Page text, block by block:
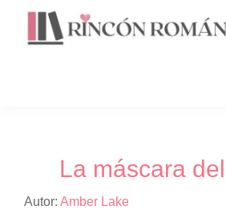
Saltar
La máscara
Autor: Amber Lake